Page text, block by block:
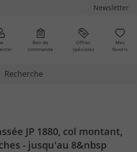
Newsletter
Bon de
commande
Offres
spéciales
Mes
favoris
JP 1880, col montant,
- jusqu'au 8&nbsp